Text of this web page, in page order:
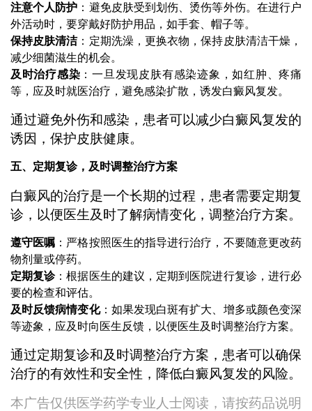
注意个人防护 ：避免皮肤受到划伤、烫伤等外伤。在进行户
外活动时，要穿戴好防护用品，如手套、帽子等。
保持皮肤清洁：定期洗澡，更换衣物，保持皮肤清洁干燥，
减少细菌滋生的机会。
及时治疗感染 ：一旦发现皮肤有感染迹象，如红肿、疼痛
等，应及时就医治疗，避免感染扩散，诱发白癜风复发。
通过避免外伤和感染，患者可以减少白癜风复发的
诱因，保护皮肤健康。
五、定期复诊，及时调整治疗方案
白癜风的治疗是一个长期的过程，患者需要定期复
诊，以便医生及时了解病情变化，调整治疗方案。
遵守医嘱 ：严格按照医生的指导进行治疗，不要随意更改药
物剂量或停药。
定期复诊：根据医生的建议，定期到医院进行复诊，进行必
要的检查和评估。
及时反馈病情变化：如果发现白斑有扩大、增多或颜色变深
等迹象，应及时向医生反馈，以便医生及时调整治疗方案。
通过定期复诊和及时调整治疗方案，患者可以确保
治疗的有效性和安全性，降低白癜风复发的风险。
本广告仅供医学药学专业人士阅读，请按药品说明